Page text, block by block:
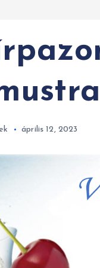
április 12, 2023